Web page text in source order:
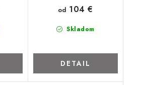
Obchodné podmienky
Skladom
od 104 €
DETAIL